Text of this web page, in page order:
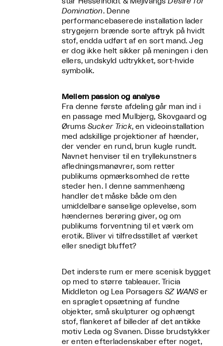
Domination. Denne
performancebaserede installation lader
strygejern brænde sorte aftryk på hvidt
stof, endda udført af en sort mand. Jeg
er dog ikke helt sikker på meningen i den
ellers, undskyld udtrykket, sort-hvide
symbolik.
Mellem passion og analyse
Fra denne første afdeling går man ind i
en passage med Mulbjerg, Skovgaard og
Ørums Sucker Trick, en videoinstallation
med adskillige projektioner af hænder,
der vender en rund, brun kugle rundt.
Navnet henviser til en tryllekunstners
afledningsmanøvrer, som retter
publikums opmærksomhed de rette
steder hen. I denne sammenhæng
handler det måske både om den
umiddelbare sanselige oplevelse, som
hændernes berøring giver, og om
publikums forventning til et værk om
erotik. Bliver vi tilfredsstillet af værket
eller snedigt bluffet?
Det inderste rum er mere scenisk bygget
op med to større tableauer. Tricia
Middleton og Lea PorsagersSZ WANSer
en spraglet opsætning af fundne
objekter, små skulpturer og ophængt
stof, flankeret af billeder af det antikke
motiv Leda og Svanen. Disse brudstykker
er enten efterladenskaber efter noget,